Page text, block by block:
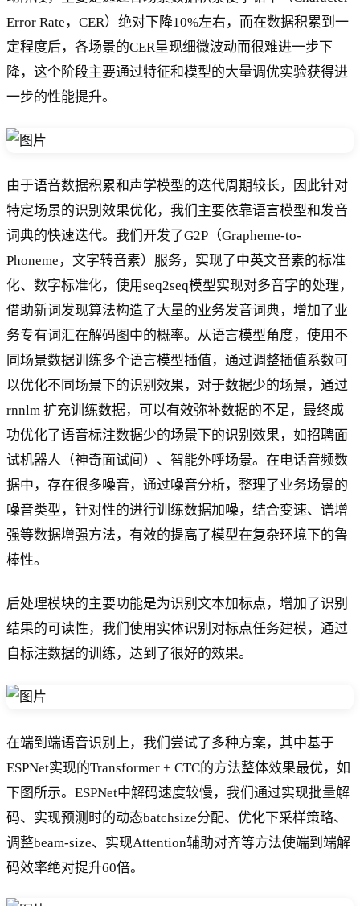
Error Rate，CER）绝对下降10%左右，而在数据积累到一
定程度后，各场景的CER呈现细微波动而很难进一步下
降，这个阶段主要通过特征和模型的大量调优实验获得进
一步的性能提升。
由于语音数据积累和声学模型的迭代周期较长，因此针对
特定场景的识别效果优化，我们主要依靠语言模型和发音
词典的快速迭代。我们开发了G2P（Grapheme-to-
Phoneme，文字转音素）服务，实现了中英文音素的标准
化、数字标准化，使用seq2seq模型实现对多音字的处理，
借助新词发现算法构造了大量的业务发音词典，增加了业
务专有词汇在解码图中的概率。从语言模型角度，使用不
同场景数据训练多个语言模型插值，通过调整插值系数可
以优化不同场景下的识别效果，对于数据少的场景，通过
rnnlm 扩充训练数据，可以有效弥补数据的不足，最终成
功优化了语音标注数据少的场景下的识别效果，如招聘面
试机器人（神奇面试间）、智能外呼场景。在电话音频数
据中，存在很多噪音，通过噪音分析，整理了业务场景的
噪音类型，针对性的进行训练数据加噪，结合变速、谱增
强等数据增强方法，有效的提高了模型在复杂环境下的鲁
棒性。
后处理模块的主要功能是为识别文本加标点，增加了识别
结果的可读性，我们使用实体识别对标点任务建模，通过
自标注数据的训练，达到了很好的效果。
在端到端语音识别上，我们尝试了多种方案，其中基于
ESPNet实现的Transformer + CTC的方法整体效果最优，如
下图所示。ESPNet中解码速度较慢，我们通过实现批量解
码、实现预测时的动态batchsize分配、优化下采样策略、
调整beam-size、实现Attention辅助对齐等方法使端到端解
码效率绝对提升60倍。